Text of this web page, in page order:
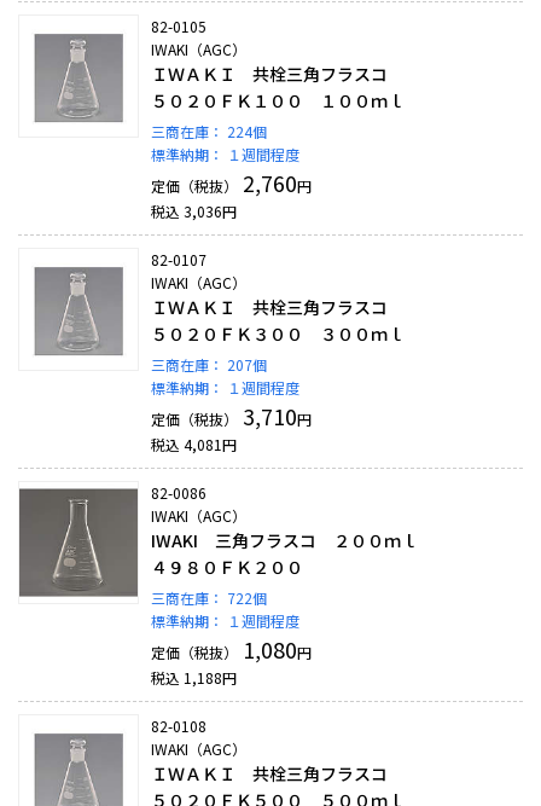
82-0105
IWAKI（AGC）
ＩＷＡＫＩ 共栓三角フラスコ
５０２０ＦＫ１００ １００ｍｌ
三商在庫： 224個
標準納期：
１週間程度
定価（税抜）
2,760円
税込 3,036円
82-0107
IWAKI（AGC）
ＩＷＡＫＩ 共栓三角フラスコ
５０２０ＦＫ３００ ３００ｍｌ
三商在庫： 207個
標準納期：
１週間程度
定価（税抜）
3,710円
税込 4,081円
82-0086
IWAKI（AGC）
IWAKI 三角フラスコ ２００ｍｌ
４９８０ＦＫ２００
三商在庫： 722個
標準納期：
１週間程度
定価（税抜）
1,080円
税込 1,188円
82-0108
IWAKI（AGC）
ＩＷＡＫＩ 共栓三角フラスコ
５０２０ＦＫ５００ ５００ｍｌ